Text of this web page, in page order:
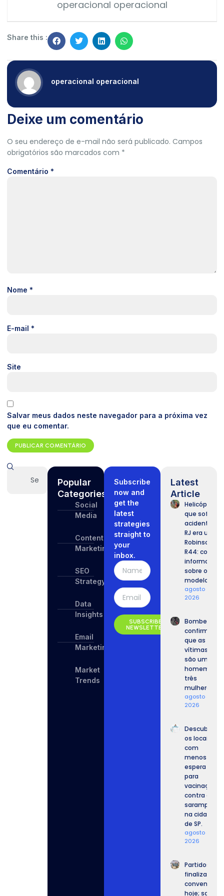
operacional operacional
Share this :
operacional operacional
Deixe um comentário
O seu endereço de e-mail não será publicado. Campos
obrigatórios são marcados com *
Comentário *
Nome *
E-mail *
Site
Salvar meus dados neste navegador para a próxima vez
que eu comentar.
Popular
Categories
Social
Media
Content
Marketing
SEO
Strategy
Data
Insights
Email
Marketing
Market
Trends
Subscribe
now and
get the
latest
strategies
straight to
your
inbox.
SUBSCRIBE
NEWSLETTER
Latest
Article
Helicóptero
que sofreu
acidente no
RJ era um
Robinson
R44: confira
informações
sobre o
modelo.
agosto 9,
2026
Bombeiros
confirmam
que as
vítimas
são um
homem e
três
mulheres.
agosto 8,
2026
Descubra
os locais
com
menos
espera
para
vacinação
contra o
sarampo
na cidade
de SP.
agosto 8,
2026
Partidos
finalizam
convenções
hoje; saiba